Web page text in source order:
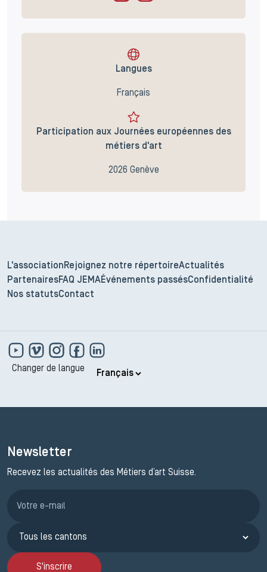
Langues
Français
Participation aux Journées européennes des
métiers d'art
2026 Genève
L'association Rejoignez notre répertoireActualités
PartenairesFAQ JEMAÉvénements passésConfidentialité
Nos statutsContact
Changer de langue
Newsletter
Recevez les actualités des Métiers d’art Suisse.
S'inscrire